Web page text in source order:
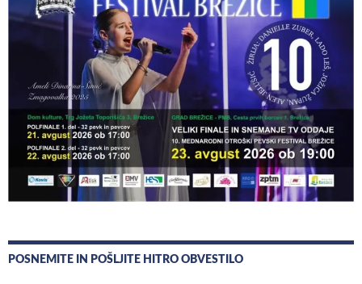
POSNEMITE IN POŠLJITE HITRO OBVESTILO